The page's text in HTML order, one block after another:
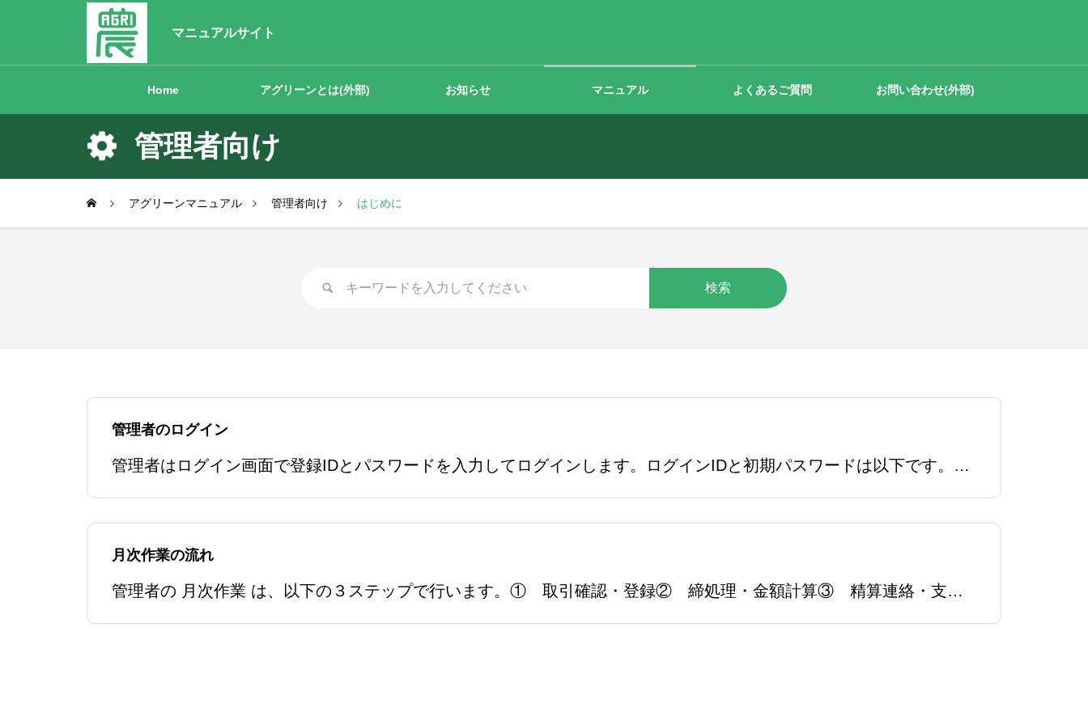
マニュアルサイト
Home アグリーンとは(外部) お知らせ マニュアル よくあるご質問 お問い合わせ(外部)
管理者向け
アグリーンマニュアル 管理者向け はじめに
管理者のログイン
管理者はログイン画面で登録IDとパスワードを入力してログインします。ログインIDと初期パスワードは以下です。 初期ログインID ：スマレジ契約ID 初期パスワード ：スマレジ契約IDパスワードはログイン後に「設定」画面でパスワード変更を行ってください。↑ アグリーン＞店舗選択＞ログイン
月次作業の流れ
管理者の 月次作業 は、以下の３ステップで行います。① 取引確認・登録② 締処理・金額計算③ 精算連絡・支払手続管理者ログイン後に開く ダッシュボード画面 では、上記の３ステップをもとに 概要 を把握できるようにしております。↑ アグリーン＞管理者ロ